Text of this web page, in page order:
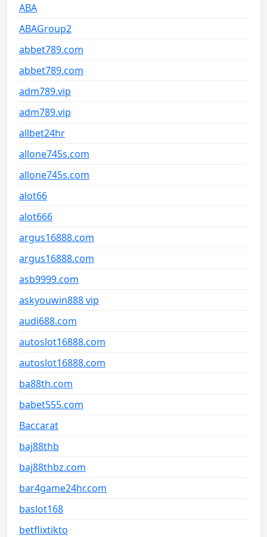
ABA
ABAGroup2
abbet789.com
abbet789.com
adm789.vip
adm789.vip
allbet24hr
allone745s.com
allone745s.com
alot66
alot666
argus16888.com
argus16888.com
asb9999.com
askyouwin888 vip
audi688.com
autoslot16888.com
autoslot16888.com
ba88th.com
babet555.com
Baccarat
baj88thb
baj88thbz.com
bar4game24hr.com
baslot168
betflixtikto